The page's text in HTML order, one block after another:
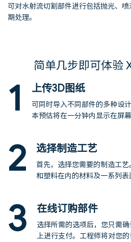
可对水射流切割部件进行包括抛光、
期处理。
简单几步即可体验
1 上传3D图纸
可同时导入不同部件的多种设
本预估将在一分钟内显示在屏幕
2 选择制造工艺
首先，选择您需要的制造工
和塑料在内的材料及一系列表
3 在线订购部件
选择所需的选项后，您只需
上进行支付。工程师将对您的